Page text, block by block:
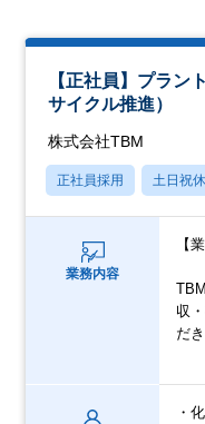
【正社員】プラン
サイクル推進）
株式会社TBM
正社員採用 土日祝
業務内容
【
収
だ
・